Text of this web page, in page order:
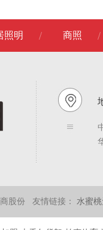
照明 商照
商股份 友情链接： 水蜜